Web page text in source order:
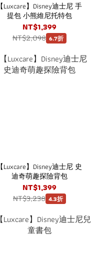
【Luxcare】Disney迪士尼 手
提包 小熊維尼托特包
NT$1,399
NT$2,098 6.7折
【Luxcare】Disney迪士尼 史
迪奇萌趣探險背包
NT$1,399
NT$3,238 4.3折